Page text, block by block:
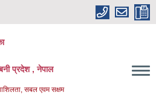
प्रदेश , नेपाल
सबल एवम सक्षम